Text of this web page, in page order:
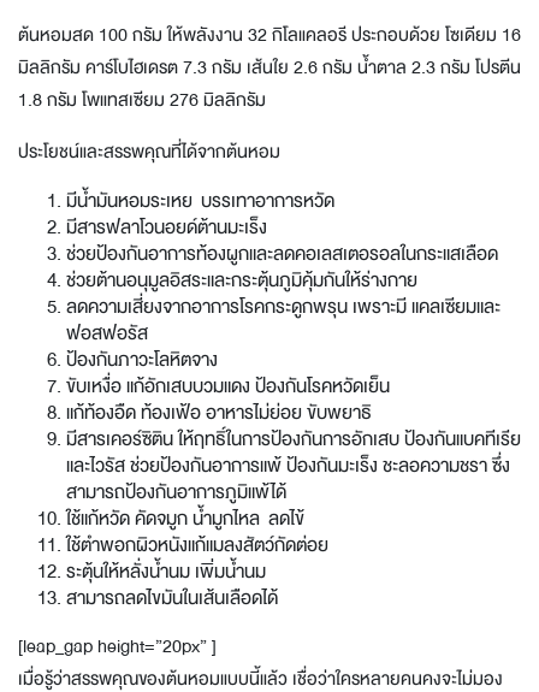
ต้นหอมสด 100 กรัม ให้พลังงาน 32 กิโลแคลอรี ประกอบด้วย โซเดียม 16
มิลลิกรัม คาร์โบไฮเดรต 7.3 กรัม เส้นใย 2.6 กรัม น้ำตาล 2.3 กรัม โปรตีน
1.8 กรัม โพแทสเซียม 276 มิลลิกรัม
ประโยชน์และสรรพคุณที่ได้จากต้นหอม
มีน้ำมันหอมระเหย บรรเทาอาการหวัด
มีสารฟลาโวนอยด์ต้านมะเร็ง
ช่วยป้องกันอาการท้องผูกและลดคอเลสเตอรอลในกระแสเลือด
ช่วยต้านอนุมูลอิสระและกระตุ้นภูมิคุ้มกันให้ร่างกาย
ลดความเสี่ยงจากอาการโรคกระดูกพรุน เพราะมี แคลเซียมและ
ฟอสฟอรัส
ป้องกันภาวะโลหิตจาง
ขับเหงื่อ แก้อักเสบบวมแดง ป้องกันโรคหวัดเย็น
แก้ท้องอืด ท้องเฟ้อ อาหารไม่ย่อย ขับพยาธิ
มีสารเคอร์ซิติน ให้ฤทธิ์ในการป้องกันการอักเสบ ป้องกันแบคทีเรีย
และไวรัส ช่วยป้องกันอาการแพ้ ป้องกันมะเร็ง ชะลอความชรา ซึ่ง
สามารถป้องกันอาการภูมิแพ้ได้
ใช้แก้หวัด คัดจมูก น้ำมูกไหล ลดไข้
ใช้ตำพอกผิวหนังแก้แมลงสัตว์กัดต่อย
ระตุ้นให้หลั่งน้ำนม เพิ่มน้ำนม
สามารถลดไขมันในเส้นเลือดได้
[leap_gap height=”20px” ]
เมื่อรู้ว่าสรรพคุณของต้นหอมแบบนี้แล้ว เชื่อว่าใครหลายคนคงจะไม่มอง